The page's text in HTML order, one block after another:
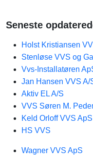
Seneste
Holst Kristiansen
Stenløse VVS og
Vvs-Installatøren
Jan Hansen VVS A/
Aktiv EL A/S
VVS Søren M.
Keld Orloff VVS ApS
HS VVS
Wagner VVS ApS